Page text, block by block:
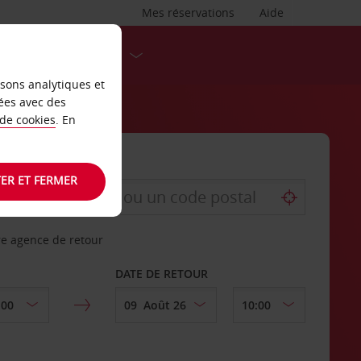
Aide
Mes réservations
agence de retour
DATE DE RETOUR
analytiques et
avec des
cookies. En
ET FERMER